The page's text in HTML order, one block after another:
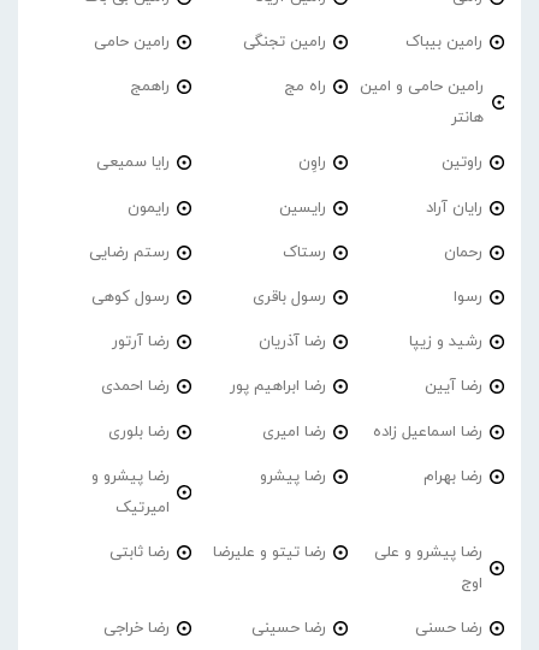
رامین بیباک رامین تجنگی رامین حامی
رامین حامی و امین
هانتر
راه مج راهمج
راوتین راوِن رایا سمیعی
رایان آراد رایسین رایمون
رحمان رستاک رستم رضایی
رسوا رسول باقری رسول کوهی
رشید و زیپا رضا آذریان رضا آرتور
رضا آیین رضا ابراهیم پور رضا احمدی
رضا اسماعیل زاده رضا امیری رضا بلوری
رضا بهرام رضا پیشرو
رضا پیشرو و
امیرتیک
رضا پیشرو و علی
اوج
رضا تیتو و علیرضا رضا ثابتی
رضا حسنی رضا حسینی رضا خراجی